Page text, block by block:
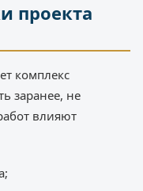
проекта
комплекс
заранее, не
влияют